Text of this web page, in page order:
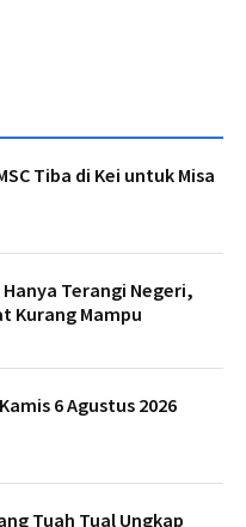
Tiba di Kei untuk Misa
Hanya Terangi Negeri,
Kurang Mampu
6 Agustus 2026
Tuah Tual Ungkap